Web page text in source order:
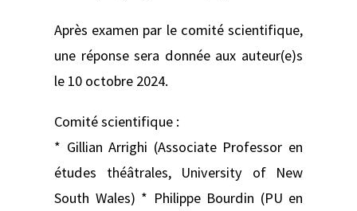
Après examen par le comité scientifique,
une réponse sera donnée aux auteur(e)s
le 10 octobre 2024.
Comité scientifique :
* Gillian Arrighi (Associate Professor en
études théâtrales, University of New
South Wales) * Philippe Bourdin (PU en